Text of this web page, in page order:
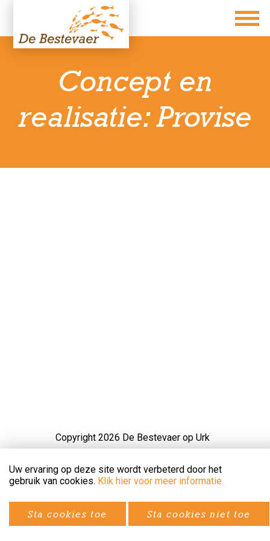
Uw ervaring op deze site wordt verbeterd door het
gebruik van cookies. Klik hier voor meer informatie.
Sta cookies toe Sta cookies niet toe
Concept en
realisatie: Provise
Copyright 2026 De Bestevaer op Urk
Website en realisatie door Provise.
Door: Nieuwbouw Studio